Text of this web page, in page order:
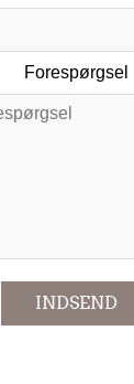
Forespørgsel
INDSEND